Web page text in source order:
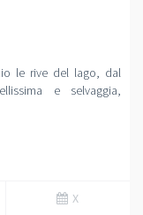
le rive del lago, dal
e selvaggia,
X